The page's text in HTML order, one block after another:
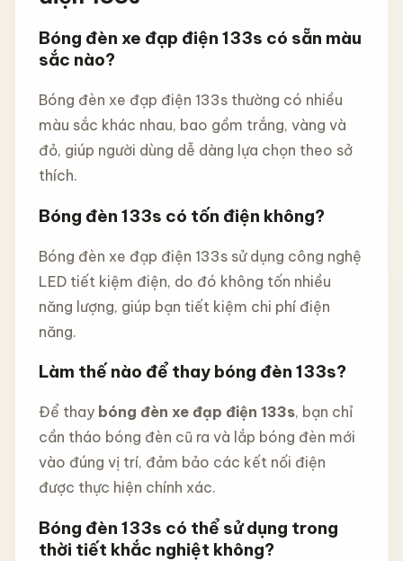
Bóng đèn xe đạp điện 133s có sẵn màu
sắc nào?
Bóng đèn xe đạp điện 133s thường có nhiều
màu sắc khác nhau, bao gồm trắng, vàng và
đỏ, giúp người dùng dễ dàng lựa chọn theo sở
thích.
Bóng đèn 133s có tốn điện không?
Bóng đèn xe đạp điện 133s sử dụng công nghệ
LED tiết kiệm điện, do đó không tốn nhiều
năng lượng, giúp bạn tiết kiệm chi phí điện
năng.
Làm thế nào để thay bóng đèn 133s?
Để thay bóng đèn xe đạp điện 133s, bạn chỉ
cần tháo bóng đèn cũ ra và lắp bóng đèn mới
vào đúng vị trí, đảm bảo các kết nối điện
được thực hiện chính xác.
Bóng đèn 133s có thể sử dụng trong
thời tiết khắc nghiệt không?